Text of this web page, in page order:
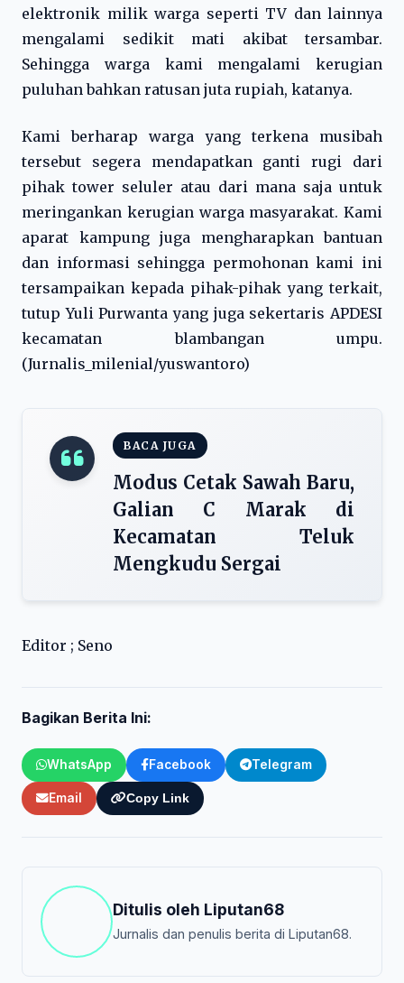
elektronik milik warga seperti TV dan lainnya
mengalami sedikit mati akibat tersambar.
Sehingga warga kami mengalami kerugian
puluhan bahkan ratusan juta rupiah, katanya.
Kami berharap warga yang terkena musibah
tersebut segera mendapatkan ganti rugi dari
pihak tower seluler atau dari mana saja untuk
meringankan kerugian warga masyarakat. Kami
aparat kampung juga mengharapkan bantuan
dan informasi sehingga permohonan kami ini
tersampaikan kepada pihak-pihak yang terkait,
tutup Yuli Purwanta yang juga sekertaris APDESI
kecamatan blambangan umpu.
(Jurnalis_milenial/yuswantoro)
BACA JUGA
Modus Cetak Sawah Baru,
Galian C Marak di
Kecamatan Teluk
Mengkudu Sergai
Editor ; Seno
Bagikan Berita Ini:
WhatsApp Facebook Telegram
Email Copy Link
Ditulis oleh Liputan68
Jurnalis dan penulis berita di Liputan68.